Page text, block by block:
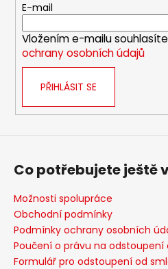
E-mail
Vložením e-mailu
ochrany osobních údajů
PŘIHLÁSIT SE
Co potřebujete ještě
Možnosti spolupráce
Obchodní podmínky
Podmínky ochrany osobních
Poučení o právu na odstoupení
Formulář pro odstoupení od